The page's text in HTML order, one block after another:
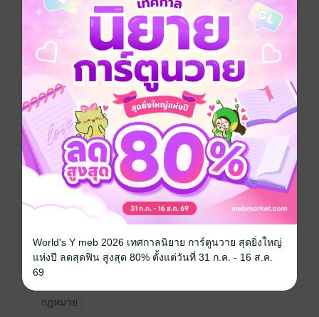
หมายเหตุ :- เหตุผลในการประกาศใช้พระราชบัญญัติฉบับ
นี้ คือ โดยที่ปัจจุบันปรากฏปัญหาความไม่สอดคล้องกัน
ระหว่างบทบัญญัติของกฎหมายว่าด้วยการดำเนินการทาง
วินัยของข้าราชการฝ่ายพลเรือนประเภทต่าง ๆ ส่งผลให้
เกิดความไม่เป็นธรรม และไม่เสมอภาคในการดำเนินการ
ทางวินัยแก่ข้าราชการซึ่งออกจากราชการไปแล้ว
นอกจากนี้ ยังมีปัญหาความแตกต่างระหว่างกฎหมายว่า
ด้วยการดำเนินการทางวินัยของข้าราชการฝ่ายพลเรือน
กับกฎหมายขององค์กรตรวจสอบการทุจริต ซึ่งทำให้การ
ดำเนินการทางวินัยเพื่อพิจารณาลงโทษแก่ข้าราชการที่ถูก
องค์กรตรวจสอบการทุจริตชี้มูลความผิดหลังออกจาก
ราชการไปแล้วในบางกรณีไม่อาจดำเนินการตามฐาน
ความผิดที่ชี้มูลได้ ดังนั้น สมควรให้การดำเนินการทาง
วินัยแก่ผู้ซึ่งออกจากราชการเป็นมาตรฐานเดียวกันและ
สอดคล้องกับกฎหมายขององค์กรตรวจสอบการทุจริต อัน
จะเป็นกลไกหนึ่งที่ทำให้การป้องกันและปราบปรามการ
ทุจริตสัมฤทธิ์ผลมากยิ่งขึ้น จึงจำเป็นต้องตราพระราช
บัญญัตินี้
กฎหมาย
World's Y meb 2026 เทศกาลนิยาย การ์ตูนวาย สุดยิ่งใหญ่
แห่งปี ลดสุดฟิน สูงสุด 80% ตั้งแต่วันที่ 31 ก.ค. - 16 ส.ค.
69